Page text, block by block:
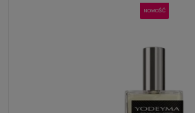
NOWOŚĆ